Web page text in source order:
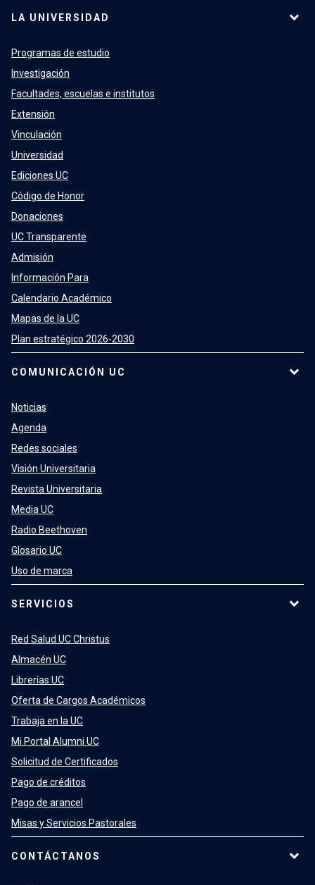
LA UNIVERSIDAD
Programas de estudio
Investigación
Facultades, escuelas e institutos
Extensión
Vinculación
Universidad
Ediciones UC
Código de Honor
Donaciones
UC Transparente
Admisión
Información Para
Calendario Académico
Mapas de la UC
Plan estratégico 2026-2030
COMUNICACIÓN UC
Noticias
Agenda
Redes sociales
Visión Universitaria
Revista Universitaria
Media UC
Radio Beethoven
Glosario UC
Uso de marca
SERVICIOS
Red Salud UC Christus
Almacén UC
Librerías UC
Oferta de Cargos Académicos
Trabaja en la UC
Mi Portal Alumni UC
Solicitud de Certificados
Pago de créditos
Pago de arancel
Misas y Servicios Pastorales
CONTÁCTANOS